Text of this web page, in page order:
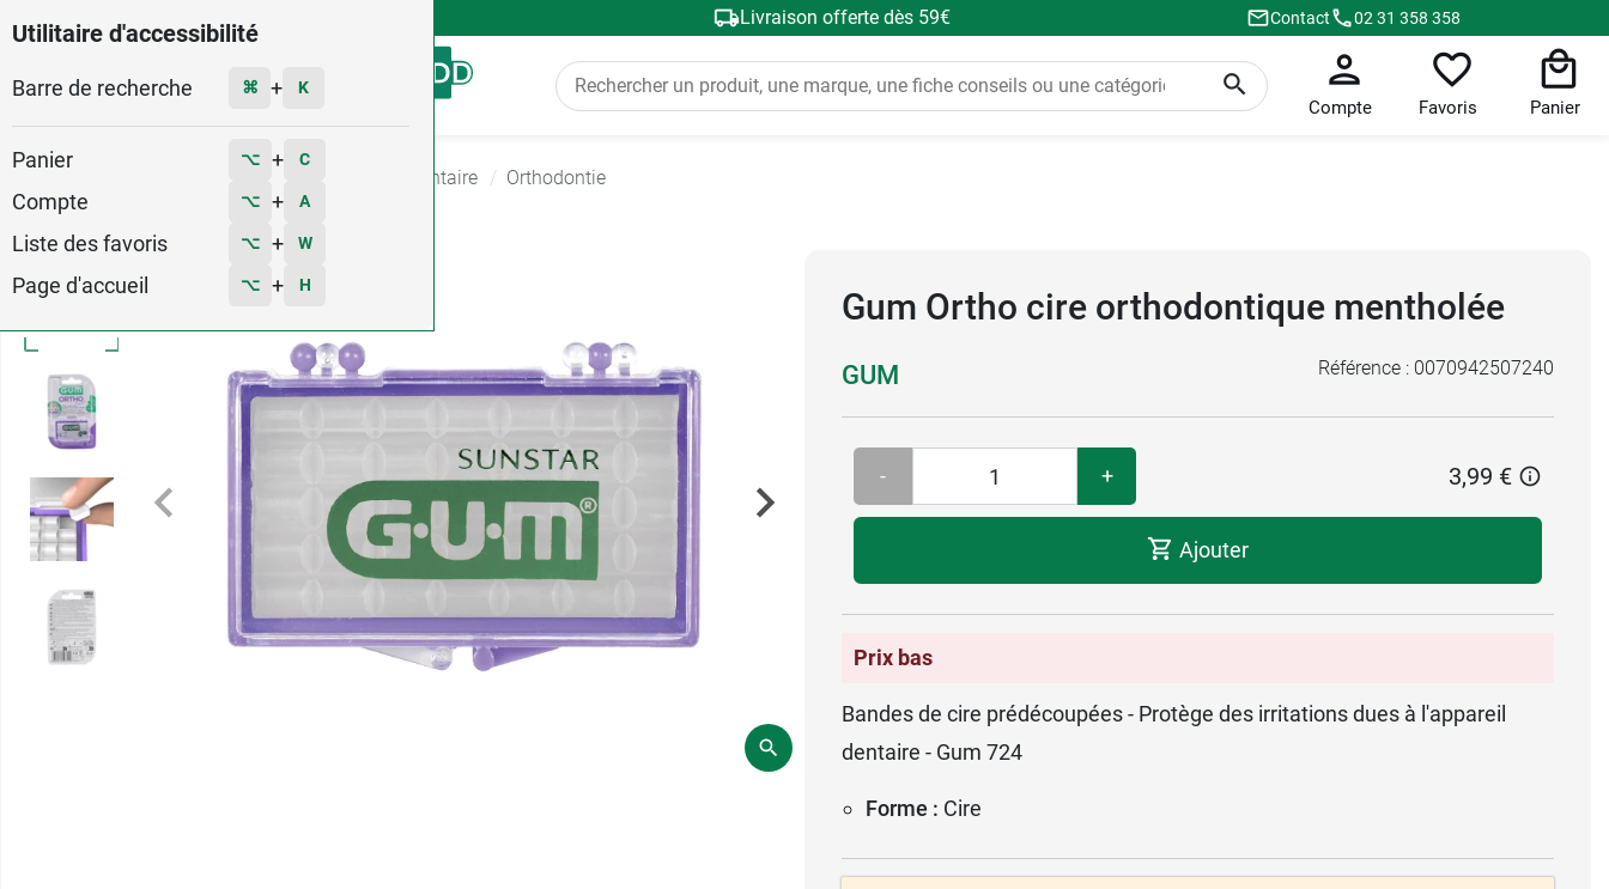
Utilitaire d'accessibilité
Barre de recherche ⌘ + K
Panier ⌥ + C
Compte ⌥ + A
Liste des favoris ⌥ + W
Page d'accueil ⌥ + H
Livraison offerte dès 59€ Contact 02 31 358 358
Menu
Compte Favoris Panier
Hygiene Bucco dentaire Orthodontie
Gum Ortho cire orthodontique mentholée
GUM Référence : 0070942507240
- + 3,99 €
Ajouter
Prix bas
Bandes de cire prédécoupées - Protège des irritations dues à l'appareil
dentaire - Gum 724
Forme : Cire